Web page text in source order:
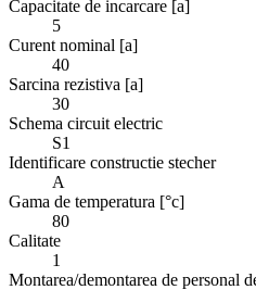
Capacitate de incarcare [a]
5
Curent nominal [a]
40
Sarcina rezistiva [a]
30
Schema circuit electric
S1
Identificare constructie stecher
A
Gama de temperatura [°c]
80
Calitate
1
Montarea/demontarea de personal